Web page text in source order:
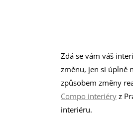
Zdá se vám váš
změnu, jen si úplně
způsobem změny
Compo interiéry z
interiéru.